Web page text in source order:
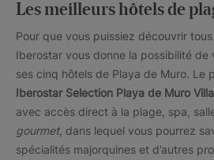
Les meilleurs hôtels de
Pour que vous puissiez découvrir
Iberostar vous donne la possibilité de
ses cinq hôtels de Playa de Muro. Le
Iberostar Selection Playa de Muro
avec accès direct à la plage, spa,
gourmet, dans lequel vous pourrez
spécialités majorquines et d’autres